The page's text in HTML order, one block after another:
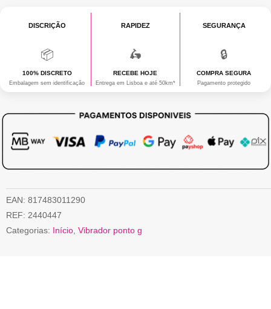
DISCRIÇÃO
📦
100% DISCRETO
Embalagem sem identificação
RAPIDEZ
🛵
RECEBE HOJE
Entrega em Lisboa e até 50km*
SEGURANÇA
🔒
COMPRA SEGURA
Pagamento protegido
EAN: 817483011290
REF: 2440447
Categorias: Início Vibrador ponto g